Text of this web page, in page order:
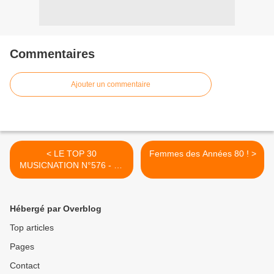
Commentaires
Ajouter un commentaire
< LE TOP 30
MUSICNATION N°576 - 28
JUIN 2026
Femmes des Années 80 ! >
Hébergé par Overblog
Top articles
Pages
Contact